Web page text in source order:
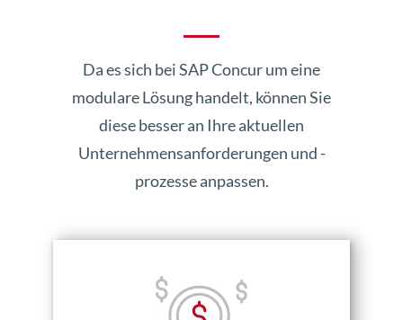
Da es sich bei SAP Concur um eine
modulare Lösung handelt, können Sie
diese besser an Ihre aktuellen
Unternehmensanforderungen und -
prozesse anpassen.